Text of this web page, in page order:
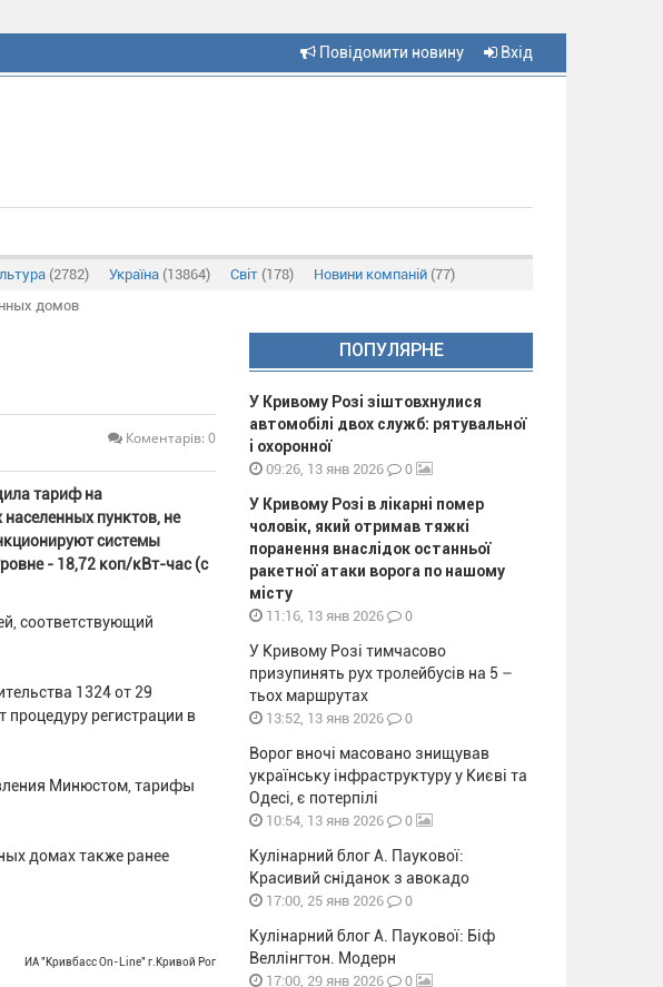
Повідомити новину Вхід
(2782) Україна (13864) Світ (178) Новини компаній (77)
домов
Коментарів: 0
тариф на
пунктов, не
системы
- 18,72 коп/кВт-час (с
соответствующий
1324 от 29
регистрации в
Минюстом, тарифы
домах также ранее
ИА "Кривбасс On-Line" г.Кривой Рог
ПОПУЛЯРНЕ
У Кривому Розі зіштовхнулися
автомобілі двох служб: рятувальної
і охоронної
09:26, 13 янв 2026 0
У Кривому Розі в лікарні помер
чоловік, який отримав тяжкі
поранення внаслідок останньої
ракетної атаки ворога по нашому
місту
11:16, 13 янв 2026 0
У Кривому Розі тимчасово
призупинять рух тролейбусів на 5 –
тьох маршрутах
13:52, 13 янв 2026 0
Ворог вночі масовано знищував
українську інфраструктуру у Києві та
Одесі, є потерпілі
10:54, 13 янв 2026 0
Кулінарний блог А. Паукової:
Красивий сніданок з авокадо
17:00, 25 янв 2026 0
Кулінарний блог А. Паукової: Біф
Веллінгтон. Модерн
17:00, 29 янв 2026 0